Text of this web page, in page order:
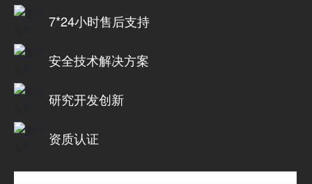
7*24小时售后支持
安全技术解决方案
研究开发创新
资质认证